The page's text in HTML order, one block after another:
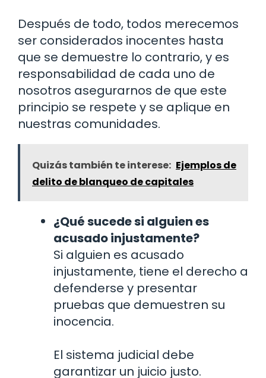
Después de todo, todos merecemos
ser considerados inocentes hasta
que se demuestre lo contrario, y es
responsabilidad de cada uno de
nosotros asegurarnos de que este
principio se respete y se aplique en
nuestras comunidades.
Quizás también te interese: Ejemplos de
delito de blanqueo de capitales
¿Qué sucede si alguien es
acusado injustamente?
Si alguien es acusado
injustamente, tiene el derecho a
defenderse y presentar
pruebas que demuestren su
inocencia.
El sistema judicial debe
garantizar un juicio justo.